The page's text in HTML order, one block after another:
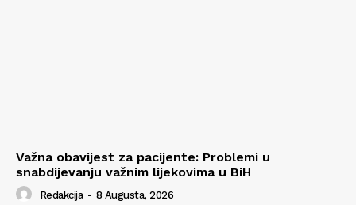
Važna obavijest za pacijente: Problemi u
snabdijevanju važnim lijekovima u BiH
Redakcija - 8 Augusta, 2026